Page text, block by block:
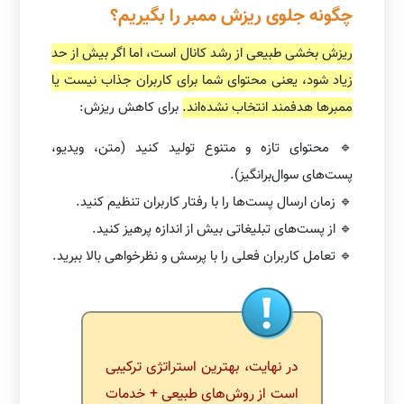
چگونه جلوی ریزش ممبر را بگیریم؟
ریزش بخشی طبیعی از رشد کانال است، اما اگر بیش از حد
زیاد شود، یعنی محتوای شما برای کاربران جذاب نیست یا
ممبرها هدفمند انتخاب نشده‌اند. برای کاهش ریزش:
🔹 محتوای تازه و متنوع تولید کنید (متن، ویدیو،
پست‌های سوال‌برانگیز).
🔹 زمان ارسال پست‌ها را با رفتار کاربران تنظیم کنید.
🔹 از پست‌های تبلیغاتی بیش از اندازه پرهیز کنید.
🔹 تعامل کاربران فعلی را با پرسش و نظرخواهی بالا ببرید.
در نهایت، بهترین استراتژی ترکیبی
است از روش‌های طبیعی + خدمات